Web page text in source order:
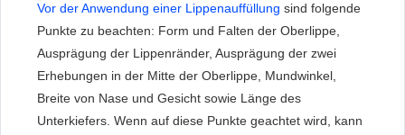
Vor der Anwendung einer Lippenauffüllung sind folgende
Punkte zu beachten: Form und Falten der Oberlippe,
Ausprägung der Lippenränder, Ausprägung der zwei
Erhebungen in der Mitte der Oberlippe, Mundwinkel,
Breite von Nase und Gesicht sowie Länge des
Unterkiefers. Wenn auf diese Punkte geachtet wird, kann